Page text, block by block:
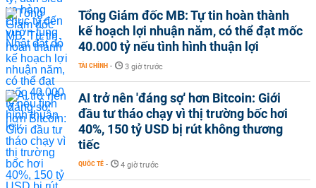
Tổng Giám đốc MB: Tự tin hoàn thành
kế hoạch lợi nhuận năm, có thể đạt mốc
40.000 tỷ nếu tình hình thuận lợi
TÀI CHÍNH - 3 giờ trước
AI trở nên 'đáng sợ' hơn Bitcoin: Giới
đầu tư tháo chạy vì thị trường bốc hơi
40%, 150 tỷ USD bị rút không thương
tiếc
QUỐC TẾ - 4 giờ trước